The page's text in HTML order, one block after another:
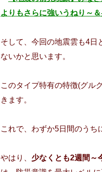
よりもさらに強いうねり～
そして、今回の地震雲も4日
ないかと思います。
このタイプ特有の特徴(グル
きます。
これで、わずか5日間のうち
やはり、 少なくとも2週間～